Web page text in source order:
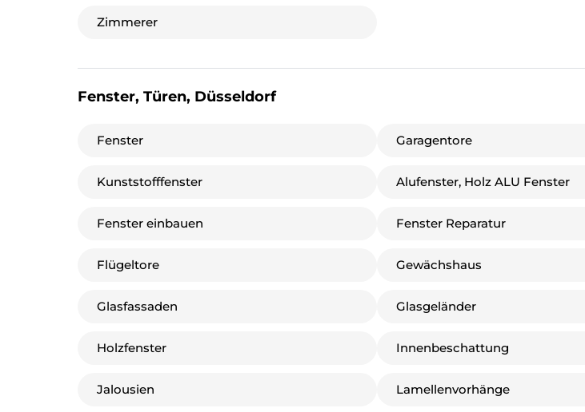
Zimmerer
Fenster, Türen, Düsseldorf
Fenster Garagentore
Kunststofffenster Alufenster, Holz ALU Fenster
Fenster einbauen Fenster Reparatur
Flügeltore Gewächshaus
Glasfassaden Glasgeländer
Holzfenster Innenbeschattung
Jalousien Lamellenvorhänge